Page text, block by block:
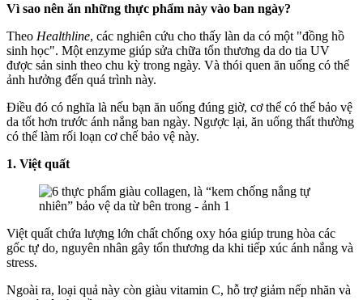
Vì sao nên ăn những thực phẩm này vào ban ngày?
Theo Healthline, các nghiên cứu cho thấy làn da có một "đồng hồ
sinh học". Một enzyme giúp sửa chữa tổn thương da do tia UV
được sản sinh theo chu kỳ trong ngày. Và thói quen ăn uống có thể
ảnh hưởng đến quá trình này.
Điều đó có nghĩa là nếu bạn ăn uống đúng giờ, cơ thể có thể bảo vệ
da tốt hơn trước ánh nắng ban ngày. Ngược lại, ăn uống thất thường
có thể làm rối loạn cơ chế bảo vệ này.
1. Việt quất
Việt quất chứa lượng lớn chất chống oxy hóa giúp trung hòa các
gốc tự do, nguyên nhân gây tổn thương da khi tiếp xúc ánh nắng và
stress.
Ngoài ra, loại quả này còn giàu vitamin C, hỗ trợ giảm nếp nhăn và